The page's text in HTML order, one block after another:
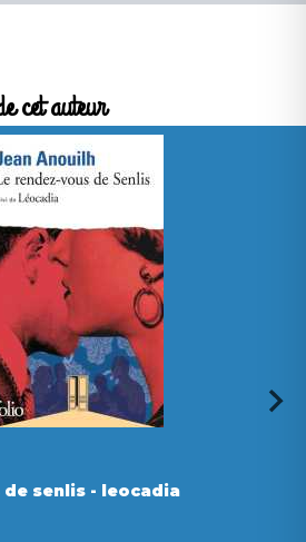
cet auteur
de senlis - leocadia